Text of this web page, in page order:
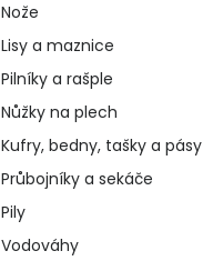
Nože
Lisy a maznice
Pilníky a rašple
Nůžky na plech
Kufry, bedny, tašky a pásy
Průbojníky a sekáče
Pily
Vodováhy